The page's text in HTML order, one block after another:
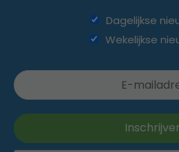
Dagelijkse
Wekelijkse